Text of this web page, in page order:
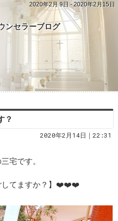
2020年2月 9日 - 2020年2月15日
ンセラーブログ
？
2020年2月14日｜22:31
宅です。
してますか？】❤️❤️❤️